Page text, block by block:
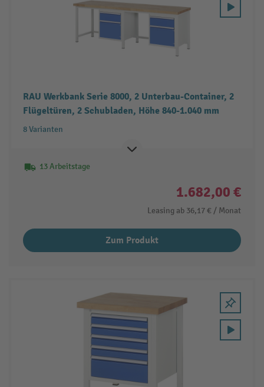
RAU Werkbank Serie 8000, 2 Unterbau-Container, 2
Flügeltüren, 2 Schubladen, Höhe 840-1.040 mm
8 Varianten
13 Arbeitstage
1.682,00 €
Leasing ab 36,17 € / Monat
Zum Produkt